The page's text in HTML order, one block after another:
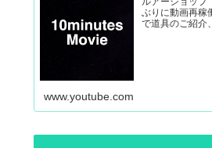
ぶりに動画再稼
で道具のご紹介
www.youtube.com